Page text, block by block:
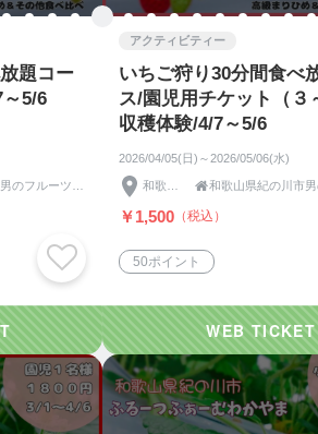
題コー
5/6
アクティビティー
いちご狩り30分間食べ
ス/園児用チケット（３
収穫体験/4/7～5/6
2026/04/05(日)～2026/05/06(水)

￥1,500 （税込）
50ポイント